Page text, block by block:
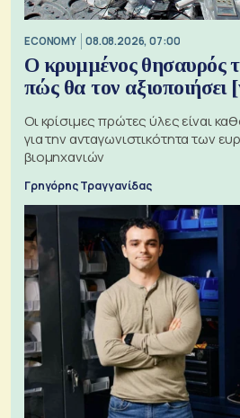
ECONOMY 08.08.2026, 07:00
Ο κρυμμένος θησαυρός
πώς θα τον
Οι κρίσιμες πρώτες ύλες είναι
για την ανταγωνιστικότητα των
βιομηχανιών
Γρηγόρης Τραγγανίδας